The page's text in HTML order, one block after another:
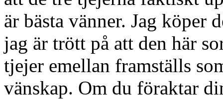
är bästa vänner. Jag köper
jag är trött på att den här
tjejer emellan framställs
vänskap. Om du föraktar